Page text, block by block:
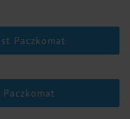
Paczkomat